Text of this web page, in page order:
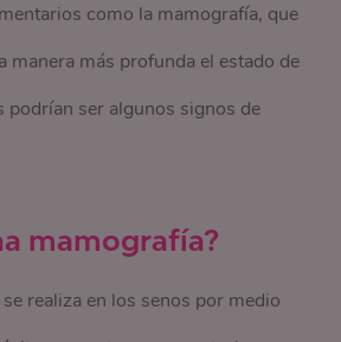
como la mamografía, que
manera más profunda el estado de
podrían ser algunos signos de
mamografía?
realiza en los senos por medio